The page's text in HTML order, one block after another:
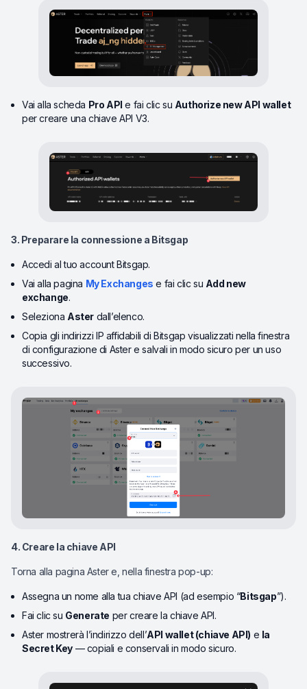
Vai alla scheda Pro API e fai clic su Authorize new API wallet
per creare una chiave API V3.
3. Preparare la connessione a Bitsgap
Accedi al tuo account Bitsgap.
Vai alla pagina My Exchanges e fai clic su Add new
exchange.
Seleziona Aster dall’elenco.
Copia gli indirizzi IP affidabili di Bitsgap visualizzati nella finestra
di configurazione di Aster e salvali in modo sicuro per un uso
successivo.
4. Creare la chiave API
Torna alla pagina Aster e, nella finestra pop-up:
Assegna un nome alla tua chiave API (ad esempio “Bitsgap”).
Fai clic su Generate per creare la chiave API.
Aster mostrerà l’indirizzo dell’API wallet (chiave API) e la
Secret Key — copiali e conservali in modo sicuro.